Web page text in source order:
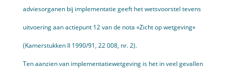
adviesorganen bij implementatie geeft het wetsvoorstel tevens
uitvoering aan actiepunt 12 van de nota «Zicht op wetgeving»
(Kamerstukken II 1990/91, 22 008, nr. 2).
Ten aanzien van implementatiewetgeving is het in veel gevallen